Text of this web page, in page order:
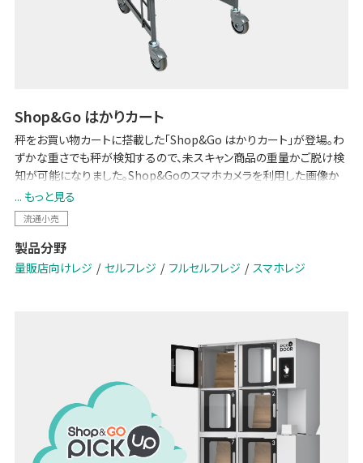
Shop&Go はかりカート
秤をお買い物カートに搭載した「Shop&Go はかりカート」が登場。わ
ずかな重さでも秤が検知するので、未スキャン商品の重量かご脱け検
知が可能になりました。Shop&Goのスマホカメラを利用した画像か
ご脱け検知を組み合わせることで複合的なかご脱け検知を実現しま
す。
... もっと見る
流通小売
製品分野
量販店向けレジ セルフレジ フルセルフレジ スマホレジ